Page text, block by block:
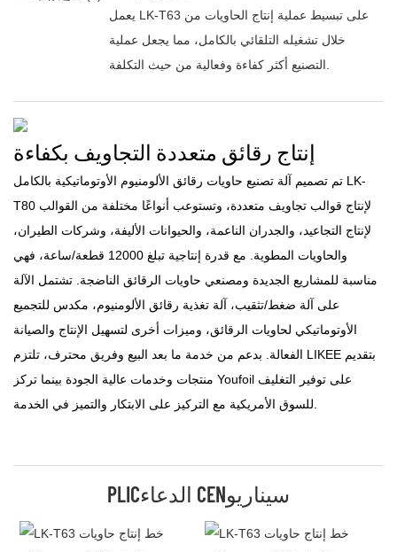
يعمل LK-T63 على تبسيط عملية إنتاج الحاويات من
خلال تشغيله التلقائي بالكامل، مما يجعل عملية
التصنيع أكثر كفاءة وفعالية من حيث التكلفة.
إنتاج رقائق متعددة التجاويف بكفاءة
تم تصميم آلة تصنيع حاويات رقائق الألومنيوم الأوتوماتيكية بالكامل LK-
T80 لإنتاج قوالب تجاويف متعددة، وتستوعب أنواعًا مختلفة من القوالب
لإنتاج التجاعيد، والجدران الناعمة، والحيوانات الأليفة، وشركات الطيران،
والحاويات المطوية. مع قدرة إنتاجية تبلغ 12000 قطعة/ساعة، فهي
مناسبة للمشاريع الجديدة ومصنعي حاويات الرقائق الناضجة. تشتمل الآلة
على آلة ضغط/تثقيب، آلة تغذية رقائق الألومنيوم، مكدس للتجميع
الأوتوماتيكي لحاويات الرقائق، وميزات أخرى لتسهيل الإنتاج والصيانة
الفعالة. بدعم من خدمة ما بعد البيع وفريق محترف، تلتزم LIKEE بتقديم
منتجات وخدمات عالية الجودة بينما تركز Youfoil على توفير التغليف
للسوق الأمريكية مع التركيز على الابتكار والتميز في الخدمة.
PLICالدعاء CENسيناريو